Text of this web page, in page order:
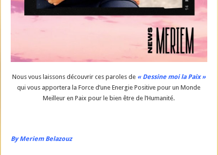
Nous vous laissons découvrir ces paroles de« Dessine moi la Paix »
qui vous apportera la Force d’une Energie Positive pour un Monde
Meilleur en Paix pour le bien être de l’Humanité.
By Meriem Belazouz